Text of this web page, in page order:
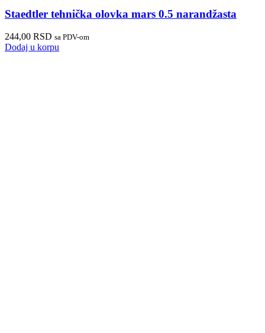
Staedtler tehnička olovka mars 0.5 narandžasta
244,00 RSD sa PDV-om
Dodaj u korpu